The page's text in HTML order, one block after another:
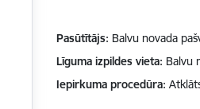
Pasūtītājs Balvu novada
Līguma izpildes vieta Balvu
Iepirkuma procedūra